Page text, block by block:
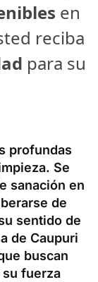
en
reciba
para su
profundas
. Se
sanación en
de
sentido de
de Caupuri
buscan
su fuerza